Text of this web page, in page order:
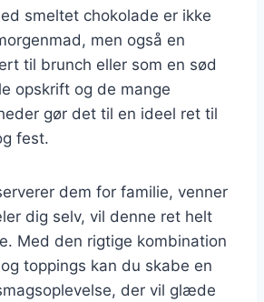
smeltet chokolade er ikke
men også en
til brunch eller som en sød
opskrift og de mange
gør det til en ideel ret til
fest.
dem for familie, venner
dig selv, vil denne ret helt
Med den rigtige kombination
toppings kan du skabe en
der vil glæde